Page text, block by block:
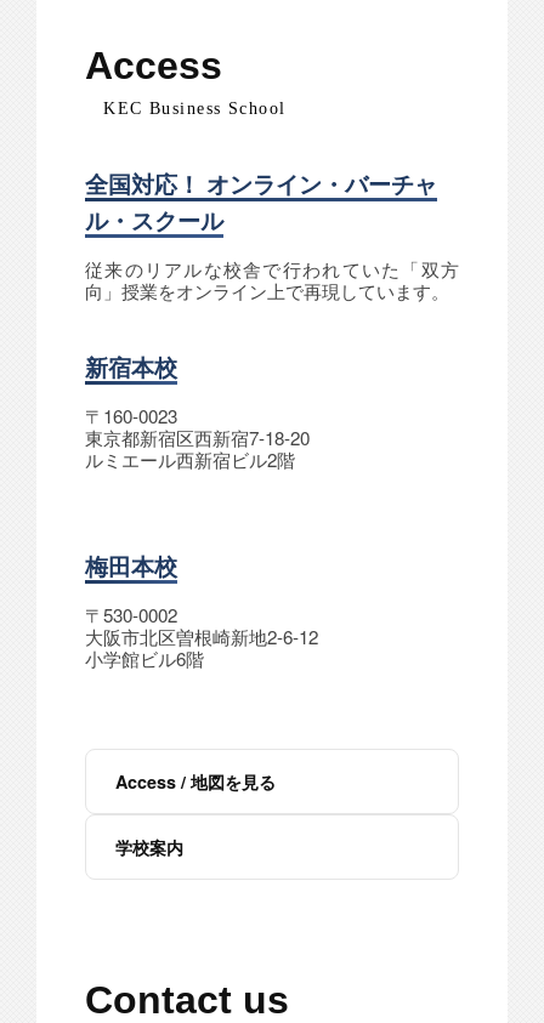
Access
KEC Business School
全国対応！ オンライン・バーチャ
ル・スクール
従来のリアルな校舎で行われていた「双方
向」授業をオンライン上で再現しています。
新宿本校
〒160-0023
東京都新宿区西新宿7-18-20
ルミエール西新宿ビル2階
梅田本校
〒530-0002
大阪市北区曽根崎新地2-6-12
小学館ビル6階
Access / 地図を見る
学校案内
Contact us